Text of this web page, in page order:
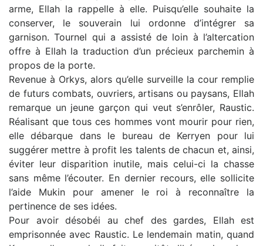
arme, Ellah la rappelle à elle. Puisqu’elle souhaite la
conserver, le souverain lui ordonne d’intégrer sa
garnison. Tournel qui a assisté de loin à l’altercation
offre à Ellah la traduction d’un précieux parchemin à
propos de la porte.
Revenue à Orkys, alors qu’elle surveille la cour remplie
de futurs combats, ouvriers, artisans ou paysans, Ellah
remarque un jeune garçon qui veut s’enrôler, Raustic.
Réalisant que tous ces hommes vont mourir pour rien,
elle débarque dans le bureau de Kerryen pour lui
suggérer mettre à profit les talents de chacun et, ainsi,
éviter leur disparition inutile, mais celui-ci la chasse
sans même l’écouter. En dernier recours, elle sollicite
l’aide Mukin pour amener le roi à reconnaître la
pertinence de ses idées.
Pour avoir désobéi au chef des gardes, Ellah est
emprisonnée avec Raustic. Le lendemain matin, quand